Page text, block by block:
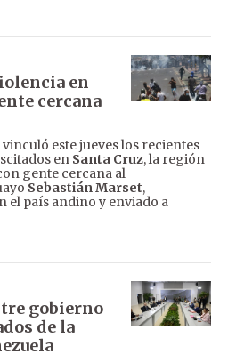
en
cercana
vinculó este jueves los recientes
en Santa Cruz, la región
gente cercana al
Sebastián Marset,
el país andino y enviado a
gobierno
de la